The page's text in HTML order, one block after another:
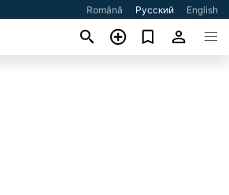
Română Русский English